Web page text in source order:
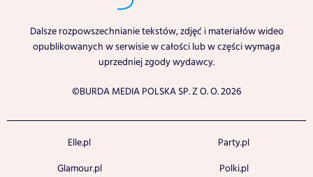
Dalsze rozpowszechnianie tekstów, zdjęć i materiałów wideo
opublikowanych w serwisie w całości lub w części wymaga
uprzedniej zgody wydawcy.
©BURDA MEDIA POLSKA SP. Z O. O. 2026
Elle.pl
Glamour.pl
Party.pl
Polki.pl